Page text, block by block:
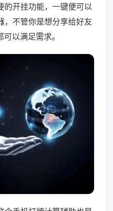
的开挂功能，一键便可以
，不管你是想分享给好友
以满足需求。